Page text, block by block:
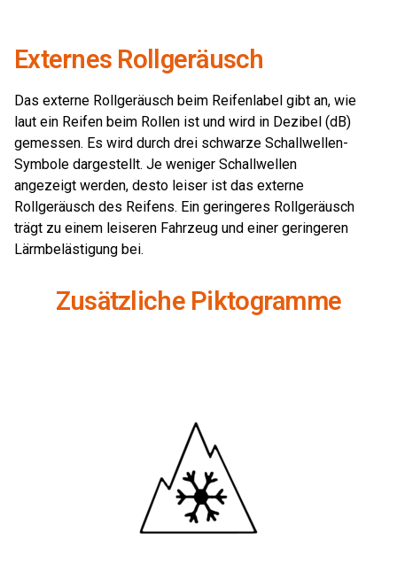
Externes Rollgeräusch
Das externe Rollgeräusch beim Reifenlabel gibt an, wie
laut ein Reifen beim Rollen ist und wird in Dezibel (dB)
gemessen. Es wird durch drei schwarze Schallwellen-
Symbole dargestellt. Je weniger Schallwellen
angezeigt werden, desto leiser ist das externe
Rollgeräusch des Reifens. Ein geringeres Rollgeräusch
trägt zu einem leiseren Fahrzeug und einer geringeren
Lärmbelästigung bei.
Zusätzliche Piktogramme